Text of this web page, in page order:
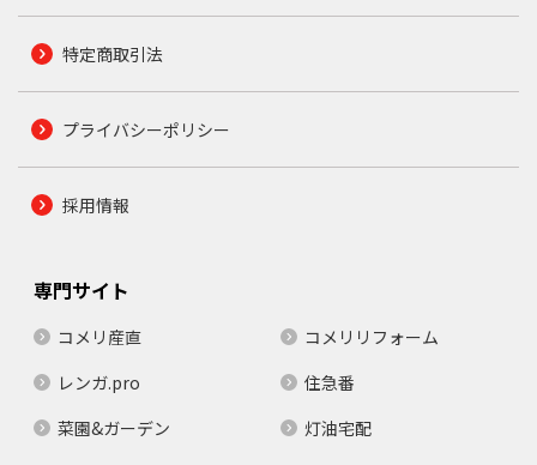
特定商取引法
プライバシーポリシー
採用情報
専門サイト
コメリ産直
コメリリフォーム
レンガ.pro
住急番
菜園&ガーデン
灯油宅配